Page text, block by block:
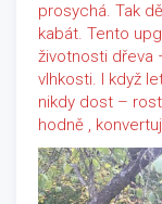
prosychá. Tak
kabát. Tento
životnosti dřeva
vlhkosti. I když
nikdy dost –
hodně ,